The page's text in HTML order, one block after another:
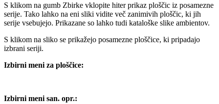
S klikom na gumb Zbirke vklopite hiter prikaz ploščic iz posamezne
serije. Tako lahko na eni sliki vidite več zanimivih ploščic, ki jih
serije vsebujejo. Prikazane so lahko tudi kataloške slike ambientov.
S klikom na sliko se prikažejo posamezne ploščice, ki pripadajo
izbrani seriji.
Izbirni meni za ploščice:
Izbirni meni san. opr.: